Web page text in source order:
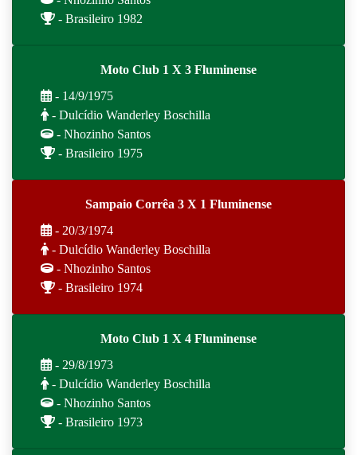
- Brasileiro 1982
Moto Club 1 X 3 Fluminense
- 14/9/1975
- Dulcídio Wanderley Boschilla
- Nhozinho Santos
- Brasileiro 1975
Sampaio Corrêa 3 X 1 Fluminense
- 20/3/1974
- Dulcídio Wanderley Boschilla
- Nhozinho Santos
- Brasileiro 1974
Moto Club 1 X 4 Fluminense
- 29/8/1973
- Dulcídio Wanderley Boschilla
- Nhozinho Santos
- Brasileiro 1973